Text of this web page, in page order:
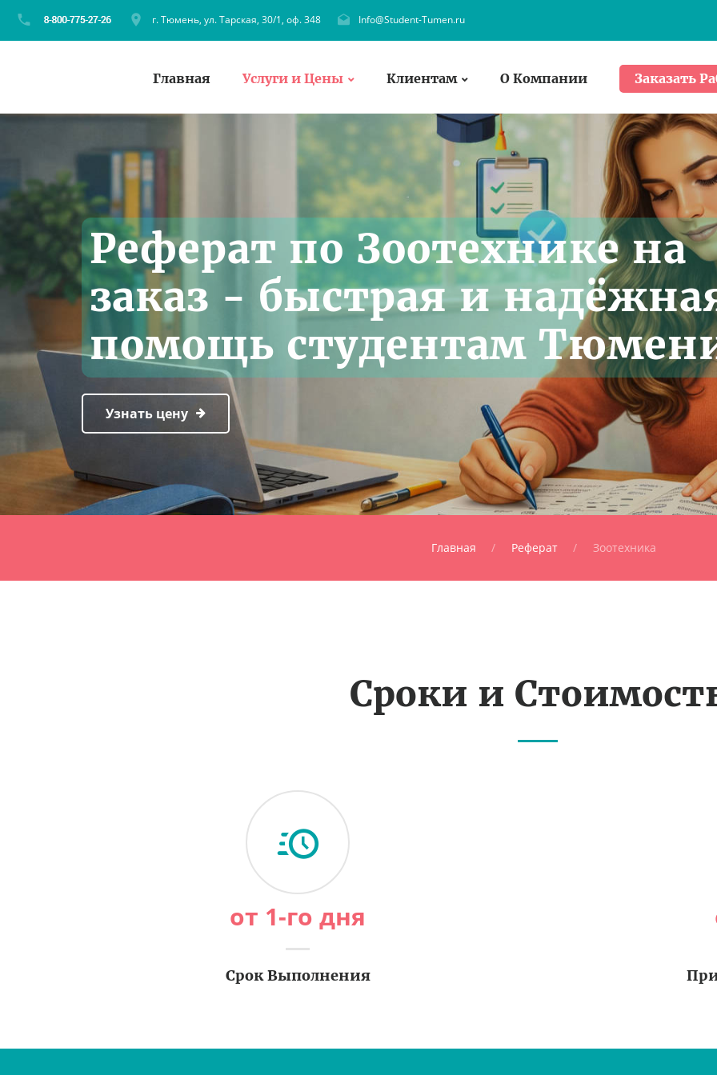
г. Тюмень, ул. Тарская, 30/1, оф. 348 Info@Student-Tumen.ru
Главная Услуги и Цены Клиентам О Компании Заказать
Реферат по Зоотехнике на
заказ - быстрая и
помощь студентам
Узнать цену
Главная Реферат Зоотехника
Сроки и
от 1-го дня
Срок Выполнения